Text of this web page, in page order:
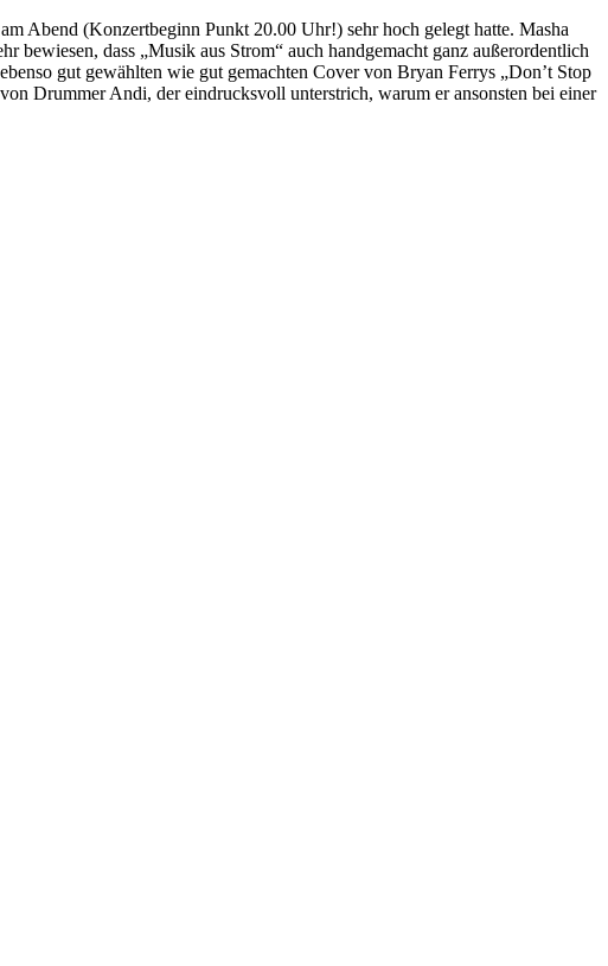
Abend (Konzertbeginn Punkt 20.00 Uhr!) sehr hoch gelegt hatte. Masha
dass „Musik aus Strom“ auch handgemacht ganz außerordentlich
gut gewählten wie gut gemachten Cover von Bryan Ferrys „Don’t Stop
Drummer Andi, der eindrucksvoll unterstrich, warum er ansonsten bei einer